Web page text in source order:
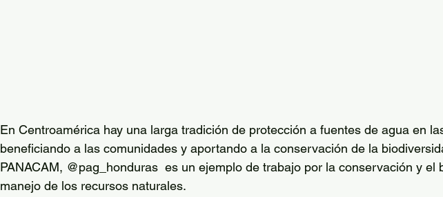
En Centroamérica hay una larga tradición de protección a fuentes de agua en
beneficiando a las comunidades y aportando a la conservación de la
PANACAM, @pag_honduras  es un ejemplo de trabajo por la conservación y el
manejo de los recursos naturales.